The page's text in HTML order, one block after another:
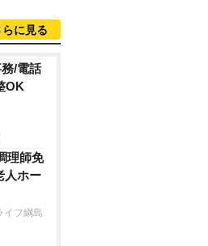
らに見る
/電話
OK
理師免
人ホー
イフ綱島